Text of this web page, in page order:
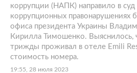
коррупции (НАПК) направило в
коррупционных правонарушениях
офиса президента Украины
Кирилла Тимошенко. Выяснилось,
трижды проживал в отеле Emili
стоимость номера.
19:55, 28 июля 2023